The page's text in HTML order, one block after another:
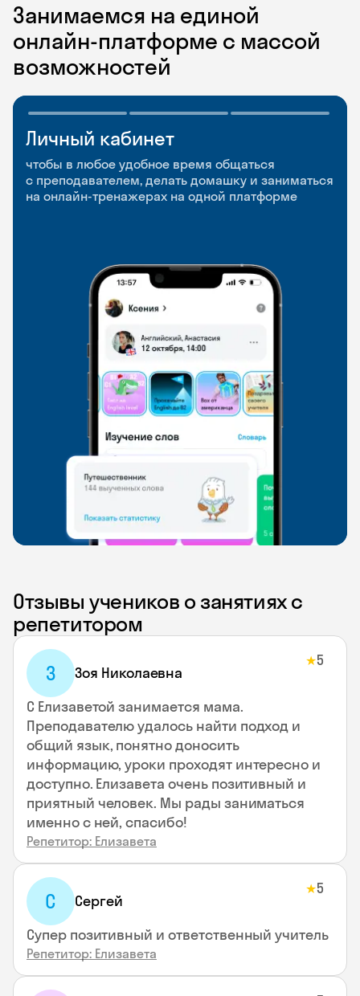
Занимаемся на единой
онлайн-платформе с массой
возможностей
Личный кабинет
чтобы в любое удобное время общаться
с преподавателем, делать домашку и заниматься
на онлайн-тренажерах на одной платформе
Мобильное
приложение
чтобы заниматься и изучать новые слова где
и когда удобно
Разговорные клубы
и Talks
Групповые занятия для разговорной практики
и индивидуальные встречи с преподавателями
Отзывы учеников о занятиях с
репетитором
З Зоя Николаевна
★5
С Елизаветой занимается мама.
Преподавателю удалось найти подход и
общий язык, понятно доносить
информацию, уроки проходят интересно и
доступно. Елизавета очень позитивный и
приятный человек. Мы рады заниматься
именно с ней, спасибо!
Репетитор: Елизавета
С Сергей
★5
Супер позитивный и ответственный учитель
Репетитор: Елизавета